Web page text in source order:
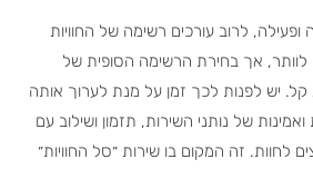
לרוב עורכים רשימה של החוויות
לוותר, אך בחירת הרשימה הסופית של
קל. יש לפנות לכך זמן על מנת לערוך אותה
של נותני השירות, תזמון ושילוב עם
לחוות. זה המקום בו שירות ״סל החוויות״